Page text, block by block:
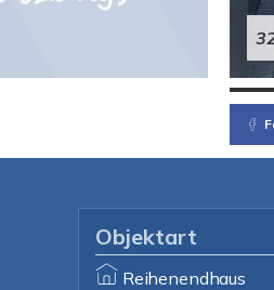
Objektart
Reihenendhaus